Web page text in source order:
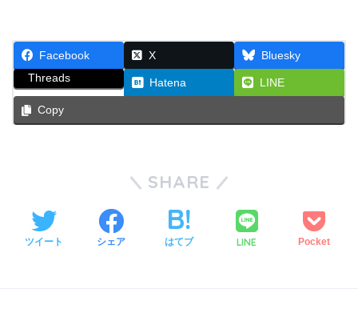
Facebook X
Bluesky
Threads
Hatena LINE
Copy
SHARE
ツイート シェア はてブ LINE Pocket